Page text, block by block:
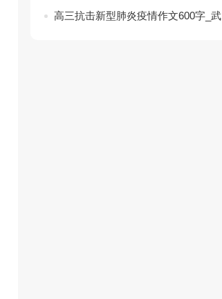
高三抗击新型肺炎疫情作文600字_武